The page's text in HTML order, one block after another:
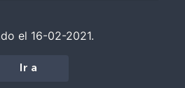
el 16-02-2021.
Ir a